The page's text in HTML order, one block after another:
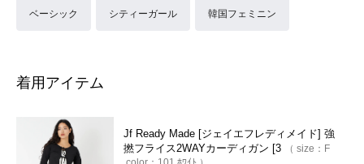
ベーシック シティーガール 韓国フェミニン
着用アイテム
Jf Ready Made [ジェイエフレディメイド] 強
撚フライス2WAYカーディガン [3
size： F